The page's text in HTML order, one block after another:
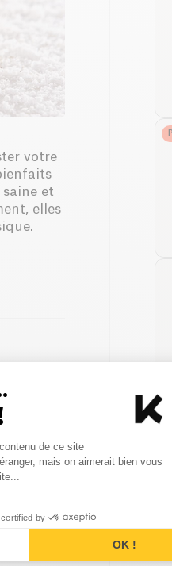
votre
et
elles
de ce site
mais on aimerait bien vous
by
OK !
consent